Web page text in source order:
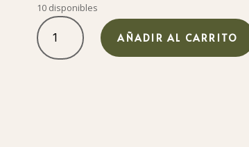
10 disponibles
Imperial
bandera
de
AÑADIR AL CARRITO